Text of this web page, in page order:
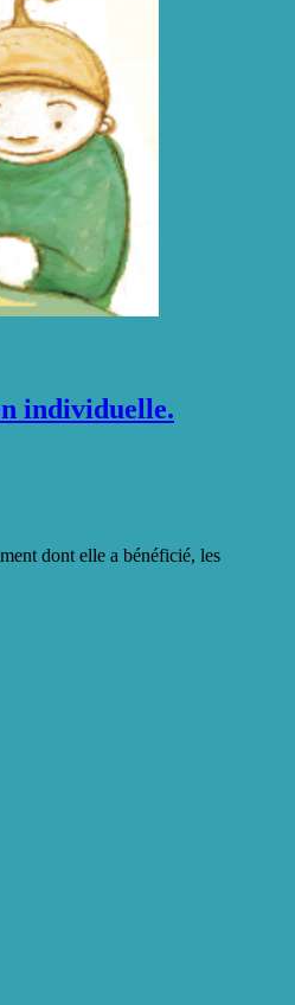
individuelle.
dont elle a bénéficié, les